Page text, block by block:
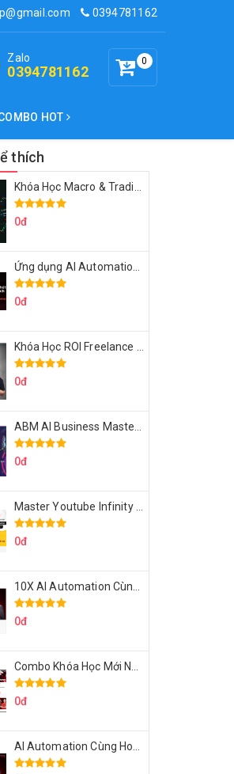
0394781162
0
Zalo
0394781162
HOT
thích
0đ
0đ
0đ
0đ
0đ
0đ
0đ